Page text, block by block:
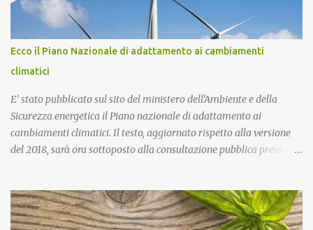
un'interrogazione parlamentare all'allora ministro dell'interno
Salvini per accertare se nella vicenda vi era il coinvolgimento della
‘ndrangheta, che in quella provincia ha risapute radici e
giustizia è stata fatta! Lo Stato ha il dovere di difendere i più de...
Ecco il Piano Nazionale di adattamento ai cambiamenti
climatici
E’ stato pubblicato sul sito del ministero dell’Ambiente e della
Sicurezza energetica il Piano nazionale di adattamento ai
cambiamenti climatici. Il testo, aggiornato rispetto alla versione
del 2018, sarà ora sottoposto alla consultazione pubblica prevista
nazionale per implementare azioni volte a ridurre al minimo i
rischi derivanti dai cambiamenti climatici, migliorare la capacità